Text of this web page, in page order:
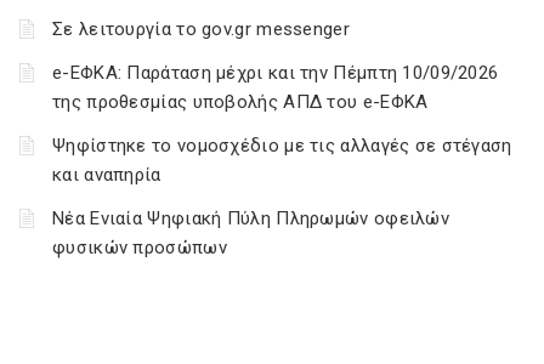
Σε λειτουργία το gov.gr messenger
e-ΕΦΚΑ: Παράταση μέχρι και την Πέμπτη 10/09/2026
της προθεσμίας υποβολής ΑΠΔ του e-ΕΦΚΑ
Ψηφίστηκε το νομοσχέδιο με τις αλλαγές σε στέγαση
και αναπηρία
Νέα Ενιαία Ψηφιακή Πύλη Πληρωμών οφειλών
φυσικών προσώπων